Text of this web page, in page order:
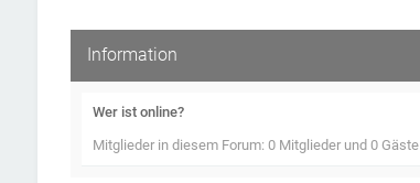
Information
Wer ist online?
Mitglieder in diesem Forum: 0 Mitglieder und 0 Gäste